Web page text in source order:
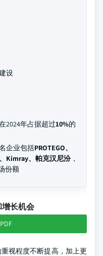
设
2024年占据超过10%的
企业包括PROTEGO、
Kimray、帕克汉尼汾，
份额
长机会
视程度不断提高，加上更